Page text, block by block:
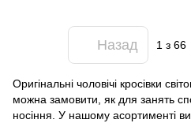
Назад 1з 66
Оригінальні чоловічі кросівки
можна замовити, як для занять
носіння. У нашому асортименті